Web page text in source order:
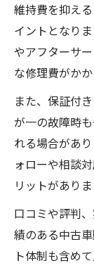
維持費を抑え
イントとなり
やアフターサ
な修理費がかか
また、保証付
が一の故障時
れる場合があ
ォローや相談
リットがありま
口コミや評判
績のある中古
ト体制も含め